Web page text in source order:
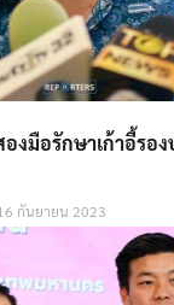
องมือรักษาเก้าอี้รอ
กันยายน 2023